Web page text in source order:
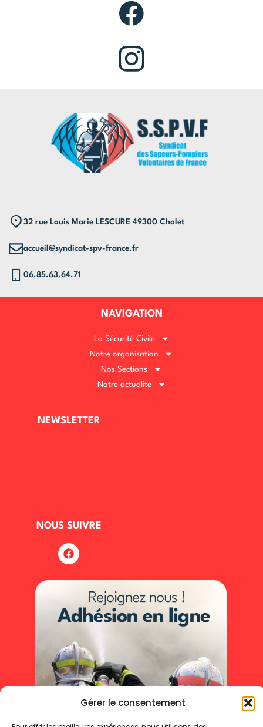
Gérer le consentement
32 rue Louis Marie LESCURE 49300 Cholet
accueil@syndicat-spv-france.fr
06.85.63.64.71
NAVIGATION
La Sécurité Civile
Notre organisation
Nos Sections
Notre actualité
NEWSLETTER
NOUS SUIVRE